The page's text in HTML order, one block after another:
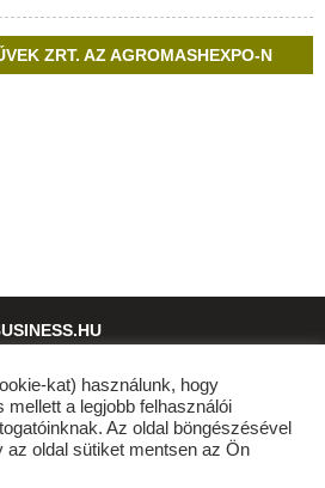
ZRT. AZ AGROMASHEXPO-N
agribusiness.hu
kat) használunk, hogy
mellett a legjobb felhasználói
Az oldal böngészésével
az oldal sütiket mentsen az Ön